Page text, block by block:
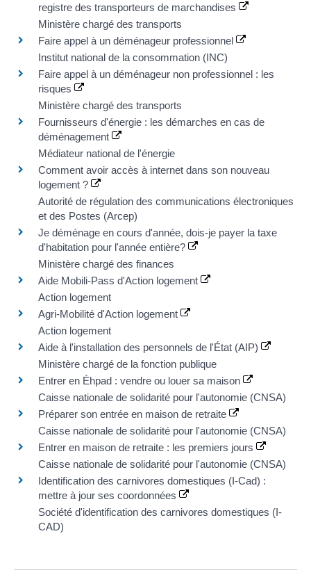
registre des transporteurs de marchandises
Ministère chargé des transports
Faire appel à un déménageur professionnel
Institut national de la consommation (INC)
Faire appel à un déménageur non professionnel : les
risques
Ministère chargé des transports
Fournisseurs d'énergie : les démarches en cas de
déménagement
Médiateur national de l'énergie
Comment avoir accès à internet dans son nouveau
logement ?
Autorité de régulation des communications électroniques
et des Postes (Arcep)
Je déménage en cours d'année, dois-je payer la taxe
d'habitation pour l'année entière?
Ministère chargé des finances
Aide Mobili-Pass d'Action logement
Action logement
Agri-Mobilité d'Action logement
Action logement
Aide à l'installation des personnels de l'État (AIP)
Ministère chargé de la fonction publique
Entrer en Éhpad : vendre ou louer sa maison
Caisse nationale de solidarité pour l'autonomie (CNSA)
Préparer son entrée en maison de retraite
Caisse nationale de solidarité pour l'autonomie (CNSA)
Entrer en maison de retraite : les premiers jours
Caisse nationale de solidarité pour l'autonomie (CNSA)
Identification des carnivores domestiques (I-Cad) :
mettre à jour ses coordonnées
Société d'identification des carnivores domestiques (I-
CAD)